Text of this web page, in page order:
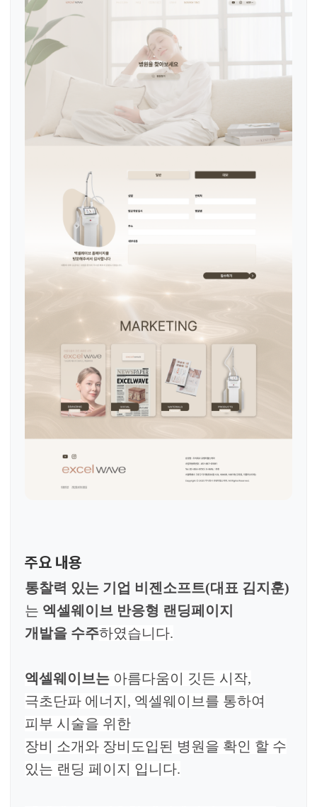
주요 내용
통찰력 있는 기업 비젠소프트(대표 김지훈)
는 엑셀웨이브 반응형 랜딩페이지
개발을 수주하였습니다.
엑셀웨이브는 아름다움이 깃든 시작,
극초단파 에너지, 엑셀웨이브를 통하여
피부 시술을 위한
장비 소개와 장비도입된 병원을 확인 할 수
있는 랜딩 페이지 입니다.